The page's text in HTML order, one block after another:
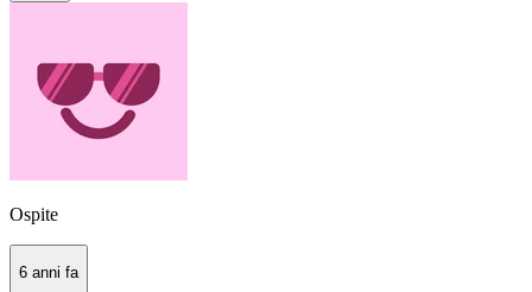
Ospite
6 anni fa